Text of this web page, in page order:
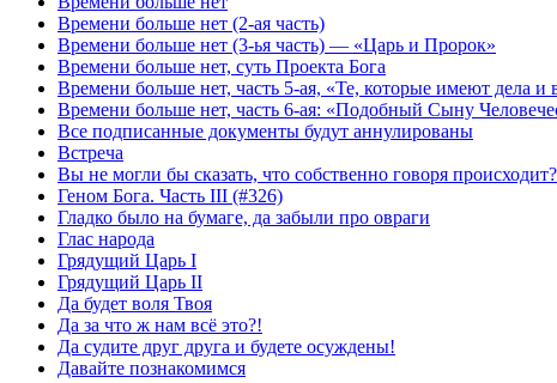
Времени больше нет (2-ая часть)
Времени больше нет (3-ья часть) — «Царь и Пророк»
Времени больше нет, суть Проекта Бога
Времени больше нет, часть 5-ая, «Те, которые имеют дела и
Времени больше нет, часть 6-ая: «Подобный Сыну
Все подписанные документы будут аннулированы
Встреча
Вы не могли бы сказать, что собственно говоря происходит?
Геном Бога. Часть III (#326)
Гладко было на бумаге, да забыли про овраги
Глас народа
Грядущий Царь I
Грядущий Царь II
Да будет воля Твоя
Да за что ж нам всё это?!
Да судите друг друга и будете осуждены!
Давайте познакомимся